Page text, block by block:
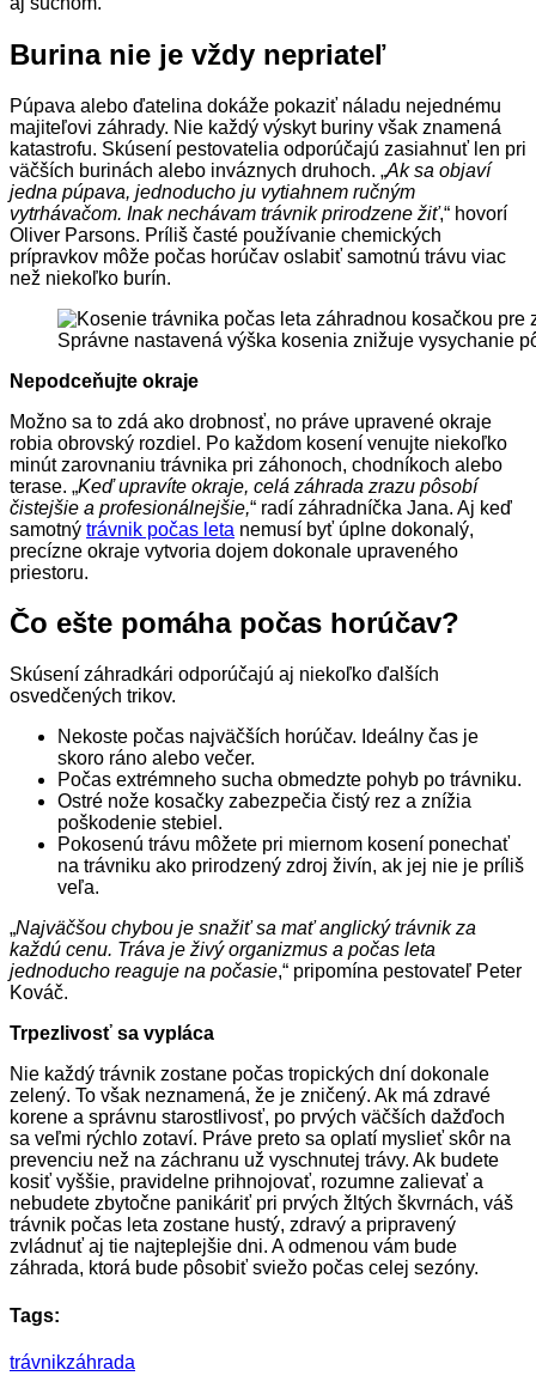
Burina nie je vždy nepriateľ
Púpava alebo ďatelina dokáže pokaziť náladu nejednému
majiteľovi záhrady. Nie každý výskyt buriny však znamená
katastrofu. Skúsení pestovatelia odporúčajú zasiahnuť len pri
väčších burinách alebo inváznych druhoch. „Ak sa objaví
jedna púpava, jednoducho ju vytiahnem ručným
vytrhávačom. Inak nechávam trávnik prirodzene žiť,“ hovorí
Oliver Parsons. Príliš časté používanie chemických
prípravkov môže počas horúčav oslabiť samotnú trávu viac
než niekoľko burín.
Správne nastavená výška kosenia znižuje vysychanie
Nepodceňujte okraje
Možno sa to zdá ako drobnosť, no práve upravené okraje
robia obrovský rozdiel. Po každom kosení venujte niekoľko
minút zarovnaniu trávnika pri záhonoch, chodníkoch alebo
terase. „Keď upravíte okraje, celá záhrada zrazu pôsobí
čistejšie a profesionálnejšie,“ radí záhradníčka Jana. Aj keď
samotný trávnik počas leta nemusí byť úplne dokonalý,
precízne okraje vytvoria dojem dokonale upraveného
priestoru.
Čo ešte pomáha počas horúčav?
Skúsení záhradkári odporúčajú aj niekoľko ďalších
osvedčených trikov.
Nekoste počas najväčších horúčav. Ideálny čas je
skoro ráno alebo večer.
Počas extrémneho sucha obmedzte pohyb po trávniku.
Ostré nože kosačky zabezpečia čistý rez a znížia
poškodenie stebiel.
Pokosenú trávu môžete pri miernom kosení ponechať
na trávniku ako prirodzený zdroj živín, ak jej nie je príliš
veľa.
„Najväčšou chybou je snažiť sa mať anglický trávnik za
každú cenu. Tráva je živý organizmus a počas leta
jednoducho reaguje na počasie,“ pripomína pestovateľ Peter
Kováč.
Trpezlivosť sa vypláca
Nie každý trávnik zostane počas tropických dní dokonale
zelený. To však neznamená, že je zničený. Ak má zdravé
korene a správnu starostlivosť, po prvých väčších dažďoch
sa veľmi rýchlo zotaví. Práve preto sa oplatí myslieť skôr na
prevenciu než na záchranu už vyschnutej trávy. Ak budete
kosiť vyššie, pravidelne prihnojovať, rozumne zalievať a
nebudete zbytočne panikáriť pri prvých žltých škvrnách, váš
trávnik počas leta zostane hustý, zdravý a pripravený
zvládnuť aj tie najteplejšie dni. A odmenou vám bude
záhrada, ktorá bude pôsobiť sviežo počas celej sezóny.
Tags:
trávnikzáhrada